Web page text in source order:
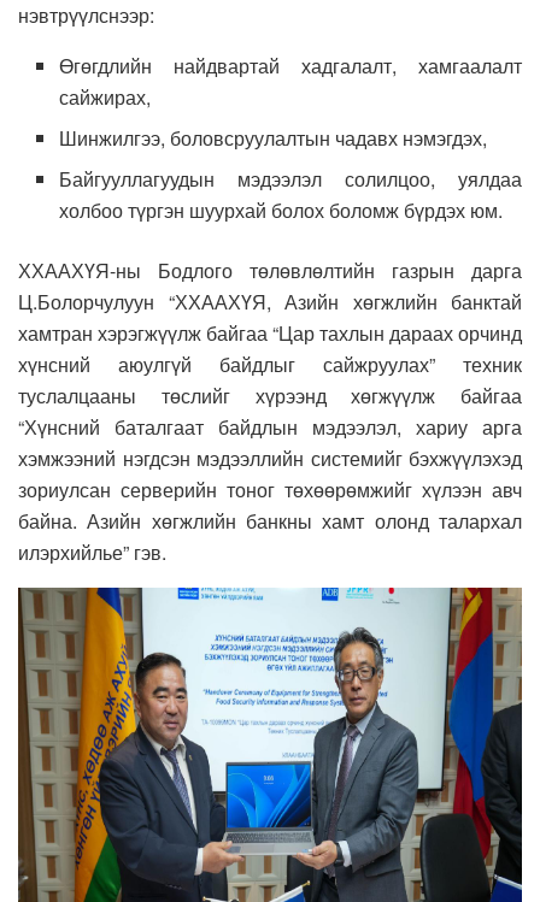
нэвтрүүлснээр:
Өгөгдлийн найдвартай хадгалалт, хамгаалалт
сайжирах,
Шинжилгээ, боловсруулалтын чадавх нэмэгдэх,
Байгууллагуудын мэдээлэл солилцоо, уялдаа
холбоо түргэн шуурхай болох боломж бүрдэх юм.
ХХААХҮЯ-ны Бодлого төлөвлөлтийн газрын дарга
Ц.Болорчулуун “ХХААХҮЯ, Азийн хөгжлийн банктай
хамтран хэрэгжүүлж байгаа “Цар тахлын дараах орчинд
хүнсний аюулгүй байдлыг сайжруулах” техник
туслалцааны төслийг хүрээнд хөгжүүлж байгаа
“Хүнсний баталгаат байдлын мэдээлэл, хариу арга
хэмжээний нэгдсэн мэдээллийн системийг бэхжүүлэхэд
зориулсан серверийн тоног төхөөрөмжийг хүлээн авч
байна. Азийн хөгжлийн банкны хамт олонд талархал
илэрхийлье” гэв.